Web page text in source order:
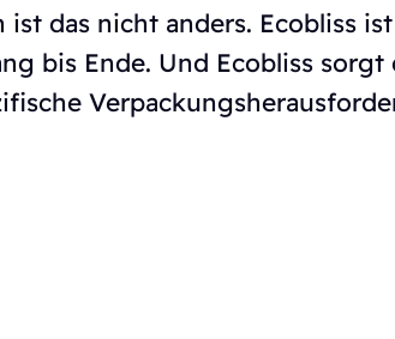
das nicht anders. Ecobliss ist
bis Ende. Und Ecobliss sorgt